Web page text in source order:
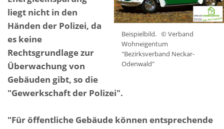
Beispielbild. © Verband
Wohneigentum
"Bezirksverband Neckar-
Odenwald"
liegt nicht in den
Händen der Polizei, da
es keine
Rechtsgrundlage zur
Überwachung von
Gebäuden gibt, so die
"Gewerkschaft der Polizei".
"Für öffentliche Gebäude können entsprechende